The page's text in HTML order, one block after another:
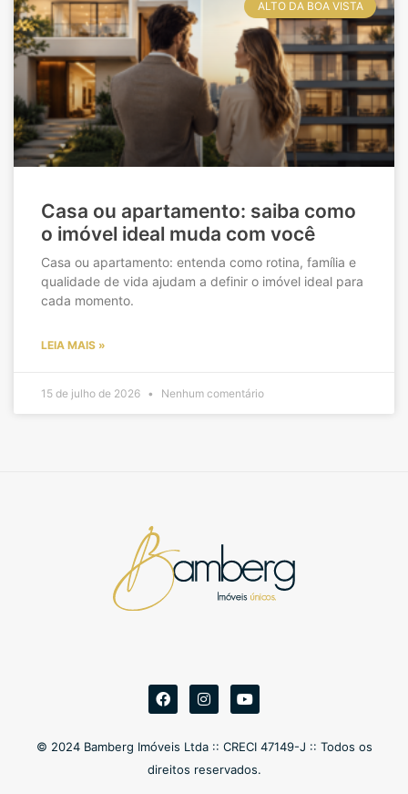
ALTO DA BOA VISTA
Casa ou apartamento: saiba como
o imóvel ideal muda com você
Casa ou apartamento: entenda como rotina, família e
qualidade de vida ajudam a definir o imóvel ideal para
cada momento.
LEIA MAIS »
15 de julho de 2026 Nenhum comentário
© 2024 Bamberg Imóveis Ltda :: CRECI 47149-J :: Todos os
direitos reservados.